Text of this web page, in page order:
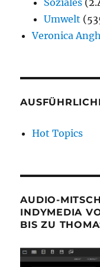
Umwelt
Veronica
Hot Topics
AUDIO-
INDYMEDIA
BIS ZU